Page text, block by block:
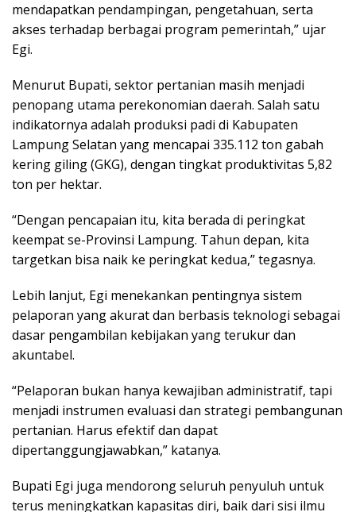
mendapatkan pendampingan, pengetahuan, serta
akses terhadap berbagai program pemerintah,” ujar
Egi.
Menurut Bupati, sektor pertanian masih menjadi
penopang utama perekonomian daerah. Salah satu
indikatornya adalah produksi padi di Kabupaten
Lampung Selatan yang mencapai 335.112 ton gabah
kering giling (GKG), dengan tingkat produktivitas 5,82
ton per hektar.
“Dengan pencapaian itu, kita berada di peringkat
keempat se-Provinsi Lampung. Tahun depan, kita
targetkan bisa naik ke peringkat kedua,” tegasnya.
Lebih lanjut, Egi menekankan pentingnya sistem
pelaporan yang akurat dan berbasis teknologi sebagai
dasar pengambilan kebijakan yang terukur dan
akuntabel.
“Pelaporan bukan hanya kewajiban administratif, tapi
menjadi instrumen evaluasi dan strategi pembangunan
pertanian. Harus efektif dan dapat
dipertanggungjawabkan,” katanya.
Bupati Egi juga mendorong seluruh penyuluh untuk
terus meningkatkan kapasitas diri, baik dari sisi ilmu